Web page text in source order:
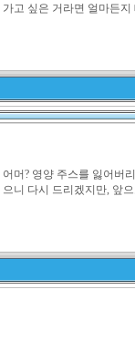
가고 싶은 거라면 얼마든
어머? 영양 주스를 잃어버
으니 다시 드리겠지만, 앞